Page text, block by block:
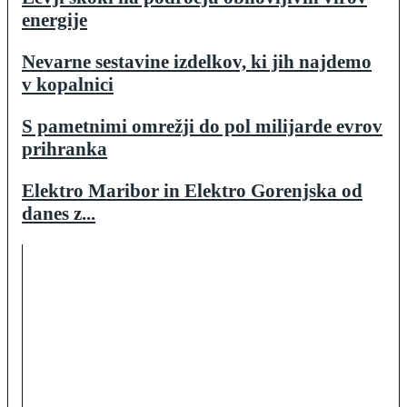
energije
Nevarne sestavine izdelkov, ki jih najdemo
v kopalnici
S pametnimi omrežji do pol milijarde evrov
prihranka
Elektro Maribor in Elektro Gorenjska od
danes z...